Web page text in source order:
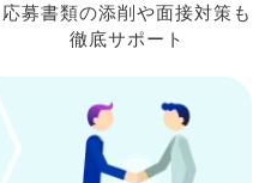
応募書類の添削や面接対策も
徹底サポート